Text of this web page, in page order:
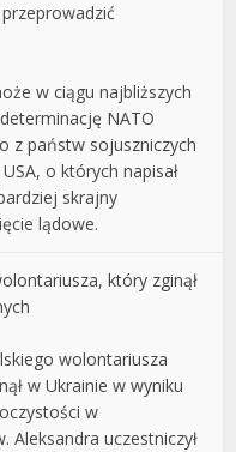
w ciągu najbliższych
NATO
z państw sojuszniczych
o których napisał
skrajny
lądowe.
który zginął
wolontariusza
w Ukrainie w wyniku
w
Aleksandra uczestniczył